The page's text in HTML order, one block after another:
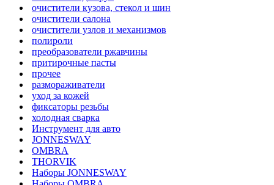
очистители кузова, стекол и шин
очистители салона
очистители узлов и механизмов
полироли
преобразователи ржавчины
притирочные пасты
прочее
размораживатели
уход за кожей
фиксаторы резьбы
холодная сварка
Инструмент для авто
JONNESWAY
OMBRA
THORVIK
Наборы JONNESWAY